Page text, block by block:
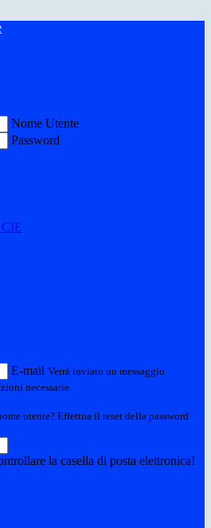
Nome Utente
Password
CIE
E-mail Verrà inviato un messaggio
necessarie.
utente? Effettua il reset della password
la casella di posta elettronica!